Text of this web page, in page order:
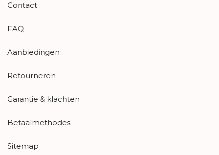
Contact
FAQ
Aanbiedingen
Retourneren
Garantie & klachten
Betaalmethodes
Sitemap